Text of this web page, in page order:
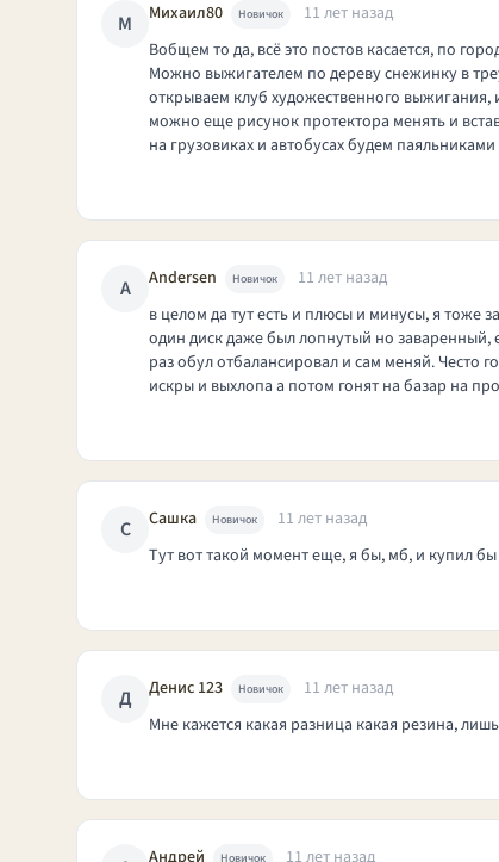
М Михаил80 Новичок
11 лет назад
Вобщем то да, всё это постов касается, по
Можно выжигателем по дереву снежинку в
открываем клуб художественного выжигания,
можно еще рисунок протектора менять и
на грузовиках и автобусах будем
A Andersen Новичок
11 лет назад
в целом да тут есть и плюсы и минусы, я тоже
один диск даже был лопнутый но заваренный,
раз обул отбалансировал и сам меняй. Често
искры и выхлопа а потом гонят на базар на
С Сашка Новичок
11 лет назад
Тут вот такой момент еще, я бы, мб, и купил
Д Денис 123 Новичок
11 лет назад
Мне кажется какая разница какая резина,
Андрей Новичок 11 лет назад